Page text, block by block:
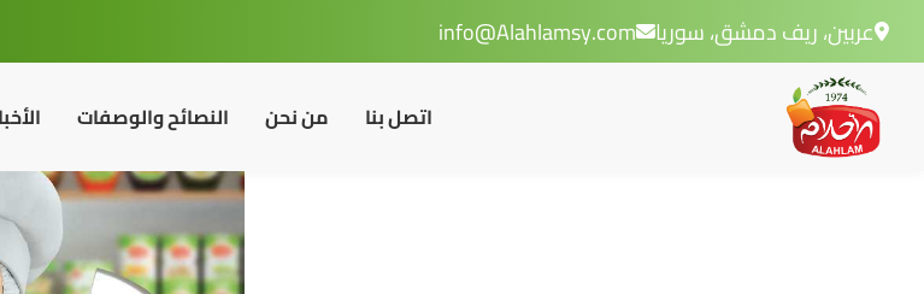
عربين، ريف دمشق، سوريا info@Alahlamsy.com
النصائح والوصفات من نحن اتصل بنا